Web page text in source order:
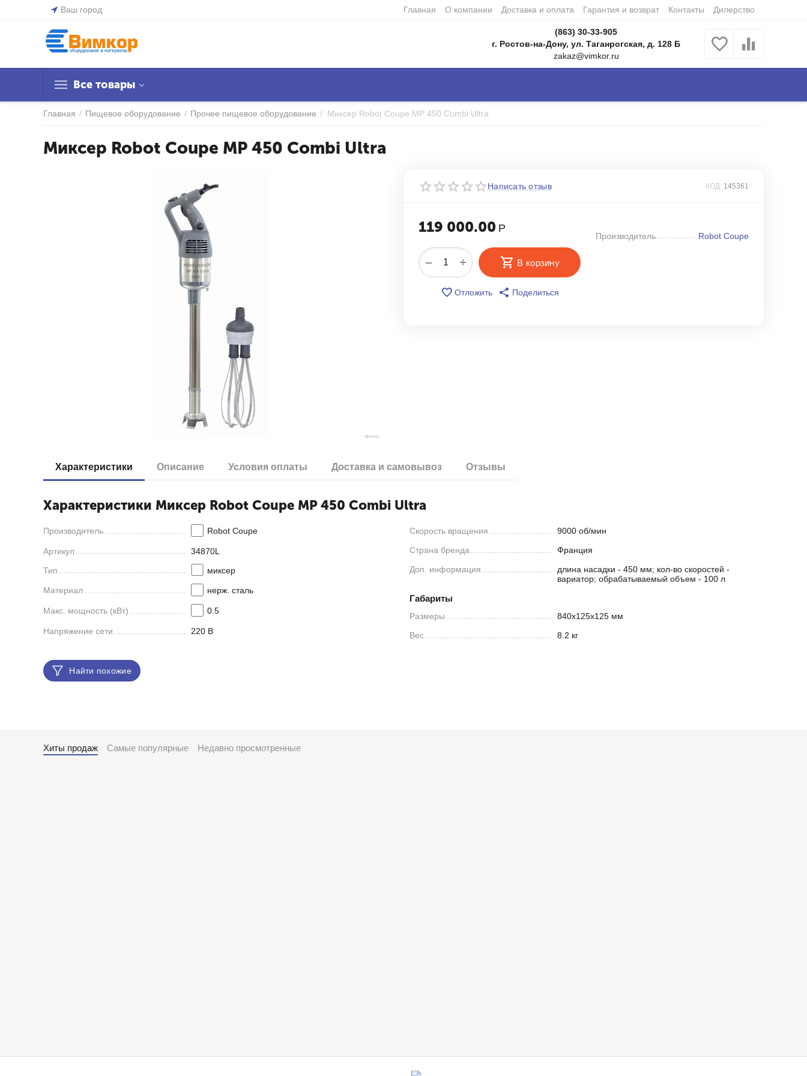
Ваш город Главная О компании Доставка и оплата Гарантия и возврат Контакты Дилерство
(863) 30-33-905
г. Ростов-на-Дону, ул. Таганрогская, д. 128 Б
zakaz@vimkor.ru
Все товары
Главная / Пищевое оборудование / Прочее пищевое оборудование / Миксер Robot Coupe MP 450 Combi Ultra
Миксер Robot Coupe MP 450 Combi Ultra
Написать отзыв КОД: 145361
119 000.00 Р
+
− В корзину
Отложить Поделиться
Производитель Robot Coupe
Характеристики Описание Условия оплаты Доставка и самовывоз Отзывы
Характеристики Миксер Robot Coupe MP 450 Combi Ultra
Производитель Robot Coupe
Артикул
34870L
Тип
миксер
Материал нерж. сталь
Макс. мощность (кВт) 0.5
Напряжение сети 220 В
Скорость вращения
9000 об/мин
Страна бренда
Франция
Доп. информация
длина насадки - 450 мм; кол-во скоростей -
вариатор; обрабатываемый объем - 100 л
Габариты
Размеры
840х125х125 мм
Вес
8.2 кг
Найти похожие
Хиты продаж Самые популярные Недавно просмотренные